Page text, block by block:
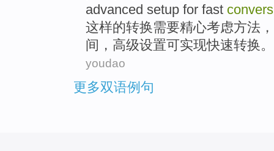
advanced setup for fast
这样的转换需要精心考虑方法 ，
间 ， 高级设置可实现快速转换。
youdao
更多双语例句